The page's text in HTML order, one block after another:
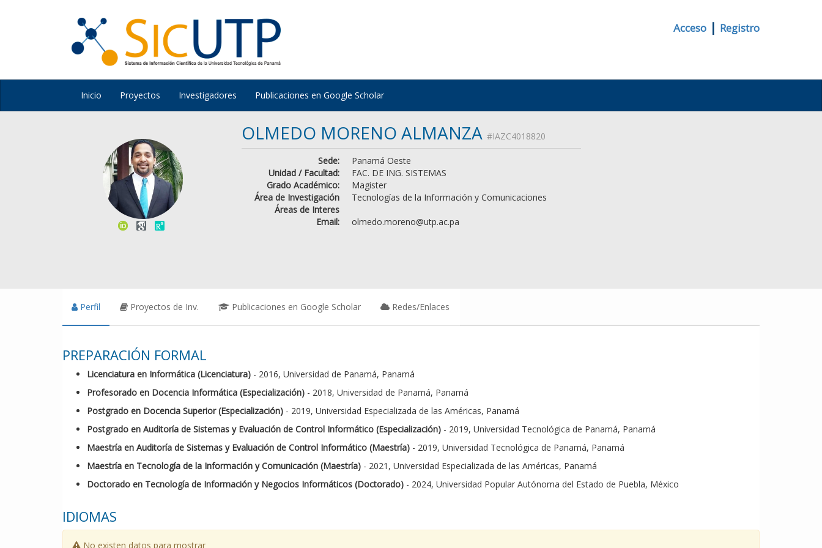
Acceso | Registro
Inicio Proyectos Investigadores Publicaciones en Google Scholar
OLMEDO MORENO ALMANZA #IAZC4018820
Sede:
Panamá Oeste
Unidad / Facultad:
FAC. DE ING. SISTEMAS
Grado Académico:
Magister
Área de Investigación
Tecnologías de la Información y Comunicaciones
Áreas de Interes
Email:
olmedo.moreno@utp.ac.pa
Perfil Proyectos de Inv. Publicaciones en Google Scholar Redes/Enlaces
PREPARACIÓN FORMAL
Licenciatura en Informática (Licenciatura) - 2016, Universidad de Panamá, Panamá
Profesorado en Docencia Informática (Especialización) - 2018, Universidad de Panamá, Panamá
Postgrado en Docencia Superior (Especialización) - 2019, Universidad Especializada de las Américas, Panamá
Postgrado en Auditoría de Sistemas y Evaluación de Control Informático (Especialización) - 2019, Universidad Tecnológica de Panamá, Panamá
Maestría en Auditoría de Sistemas y Evaluación de Control Informático (Maestría) - 2019, Universidad Tecnológica de Panamá, Panamá
Maestría en Tecnología de la Información y Comunicación (Maestría) - 2021, Universidad Especializada de las Américas, Panamá
Doctorado en Tecnología de Información y Negocios Informáticos (Doctorado) - 2024, Universidad Popular Autónoma del Estado de Puebla, México
IDIOMAS
No existen datos para mostrar